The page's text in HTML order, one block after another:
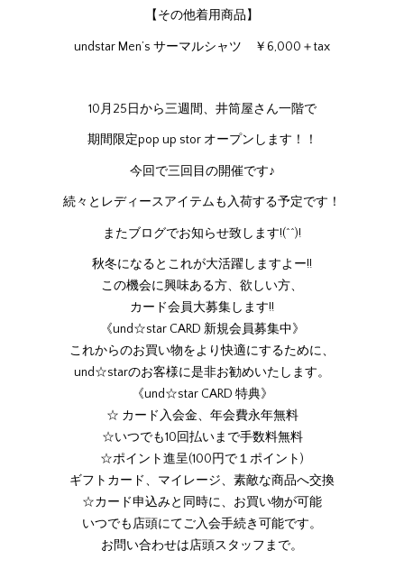
【その他着用商品】
undstar Men’s サーマルシャツ ￥6,000＋tax
10月25日から三週間、井筒屋さん一階で
期間限定pop up stor オープンします！！
今回で三回目の開催です♪
続々とレディースアイテムも入荷する予定です！
またブログでお知らせ致します!(^^)!
秋冬になるとこれが大活躍しますよー!!
この機会に興味ある方、欲しい方、
カード会員大募集します!!
《und☆star CARD 新規会員募集中》
これからのお買い物をより快適にするために、
und☆starのお客様に是非お勧めいたします。
《und☆star CARD 特典》
☆ カード入会金、年会費永年無料
☆いつでも10回払いまで手数料無料
☆ポイント進呈(100円で１ポイント)
ギフトカード、マイレージ、素敵な商品へ交換
☆カード申込みと同時に、お買い物が可能
いつでも店頭にてご入会手続き可能です。
お問い合わせは店頭スタッフまで。